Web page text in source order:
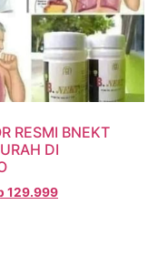
RESMI BNEKT
DI
129.999